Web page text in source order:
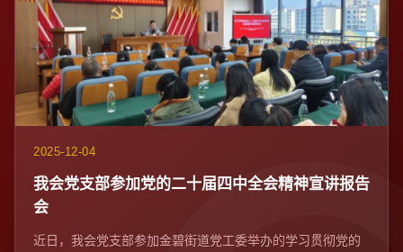
2025-12-04
我会党支部参加党的二十届四中全会精神宣讲报告
会​
近日，我会党支部参加金碧街道党工委举办的学习贯彻党的